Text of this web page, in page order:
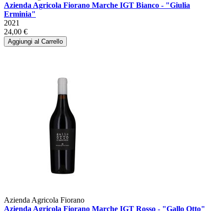
Azienda Agricola Fiorano Marche IGT Bianco - "Giulia
Erminia"
2021
24,00 €
Aggiungi al Carrello
Azienda Agricola Fiorano
Azienda Agricola Fiorano Marche IGT Rosso - "Gallo Otto"